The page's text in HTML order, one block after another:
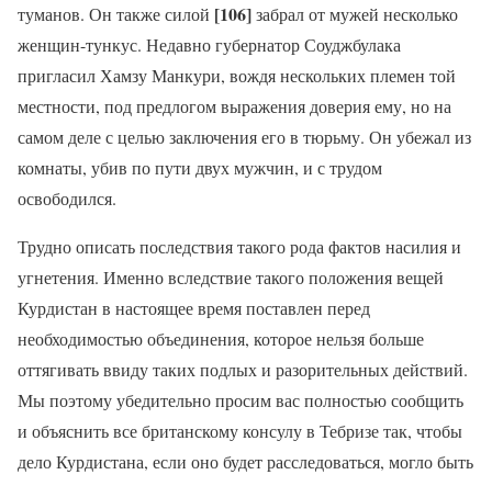
туманов. Он также силой [106]забрал от мужей несколько
женщин-тункус. Недавно губернатор Соуджбулака
пригласил Хамзу Манкури, вождя нескольких племен той
местности, под предлогом выражения доверия ему, но на
самом деле с целью заключения его в тюрьму. Он убежал из
комнаты, убив по пути двух мужчин, и с трудом
освободился.
Трудно описать последствия такого рода фактов насилия и
угнетения. Именно вследствие такого положения вещей
Курдистан в настоящее время поставлен перед
необходимостью объединения, которое нельзя больше
оттягивать ввиду таких подлых и разорительных действий.
Мы поэтому убедительно просим вас полностью сообщить
и объяснить все британскому консулу в Тебризе так, чтобы
дело Курдистана, если оно будет расследоваться, могло быть